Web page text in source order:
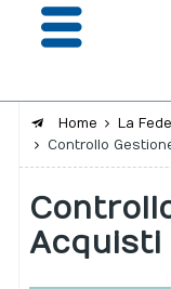
Home La
Controllo
Acquisti